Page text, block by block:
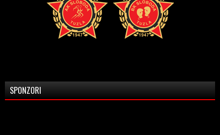
SPONZORI